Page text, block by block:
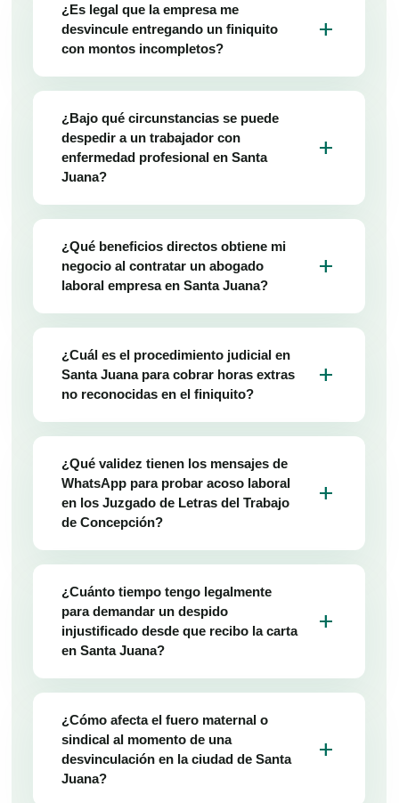
¿Es legal que la empresa me
desvincule entregando un finiquito
con montos incompletos?
add
¿Bajo qué circunstancias se puede
despedir a un trabajador con
enfermedad profesional en Santa
Juana?
add
¿Qué beneficios directos obtiene mi
negocio al contratar un abogado
laboral empresa en Santa Juana?
add
¿Cuál es el procedimiento judicial en
Santa Juana para cobrar horas extras
no reconocidas en el finiquito?
add
¿Qué validez tienen los mensajes de
WhatsApp para probar acoso laboral
en los Juzgado de Letras del Trabajo
de Concepción?
add
¿Cuánto tiempo tengo legalmente
para demandar un despido
injustificado desde que recibo la carta
en Santa Juana?
add
¿Cómo afecta el fuero maternal o
sindical al momento de una
desvinculación en la ciudad de Santa
Juana?
add